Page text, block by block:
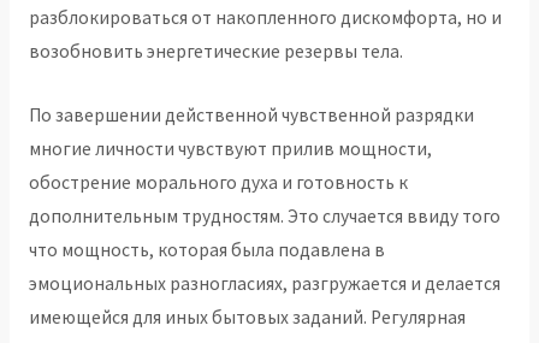
разблокироваться от накопленного дискомфорта, но и
возобновить энергетические резервы тела.
По завершении действенной чувственной разрядки
многие личности чувствуют прилив мощности,
обострение морального духа и готовность к
дополнительным трудностям. Это случается ввиду того
что мощность, которая была подавлена в
эмоциональных разногласиях, разгружается и делается
имеющейся для иных бытовых заданий. Регулярная